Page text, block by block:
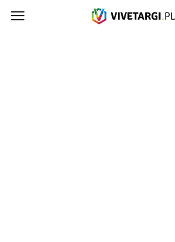
Vivetargi.pl